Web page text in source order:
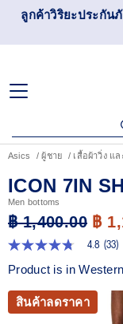
ลูกค้าวิริยะประกัน
Asics ผู้ชาย เสื้อผ้าวิ่ง แ
ICON 7IN
Men bottoms
฿ 1,400.00 ฿
4.8
จาก
5
ดาว
ค่า
คะแนน
4.8 (33)
Product is in
สินค้าลดราคา